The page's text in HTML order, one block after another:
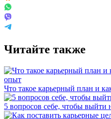
Читайте также
Что такое карьерный план и
5 вопросов себе, чтобы